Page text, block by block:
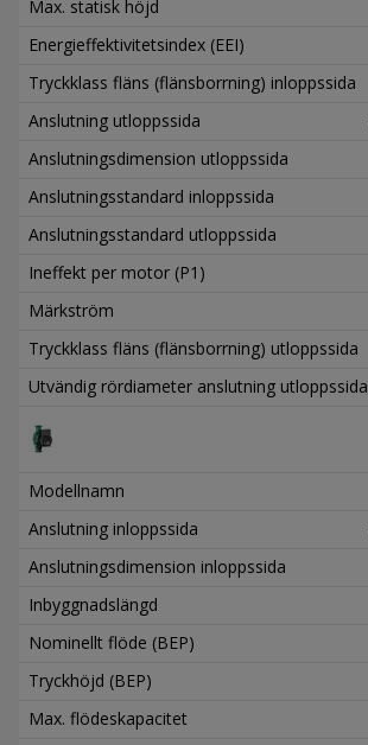
Max. statisk höjd
Energieffektivitetsindex (EEI)
Tryckklass fläns (flänsborrning) inloppssida
Anslutning utloppssida
Anslutningsdimension utloppssida
Anslutningsstandard inloppssida
Anslutningsstandard utloppssida
Ineffekt per motor (P1)
Märkström
Tryckklass fläns (flänsborrning) utloppssida
Utvändig rördiameter anslutning utloppssida
Modellnamn
Anslutning inloppssida
Anslutningsdimension inloppssida
Inbyggnadslängd
Nominellt flöde (BEP)
Tryckhöjd (BEP)
Max. flödeskapacitet